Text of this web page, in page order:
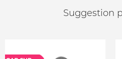
Suggestion